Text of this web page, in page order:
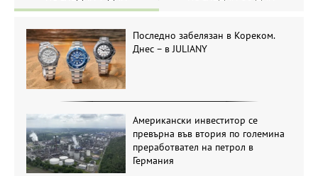
Последно забелязан в Кореком.
Днес – в JULIANY
Американски инвеститор се
превърна във втория по големина
преработвател на петрол в
Германия